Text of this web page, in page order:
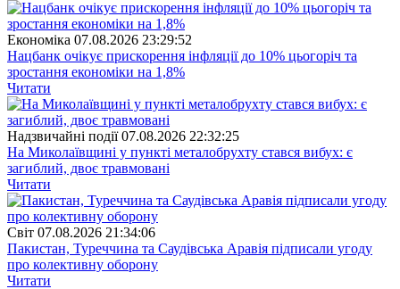
Економіка 07.08.2026 23:29:52
Нацбанк очікує прискорення інфляції до 10% цьогоріч та
зростання економіки на 1,8%
Читати
Надзвичайні події 07.08.2026 22:32:25
На Миколаївщині у пункті металобрухту стався вибух: є
загиблий, двоє травмовані
Читати
Свiт 07.08.2026 21:34:06
Пакистан, Туреччина та Саудівська Аравія підписали угоду
про колективну оборону
Читати